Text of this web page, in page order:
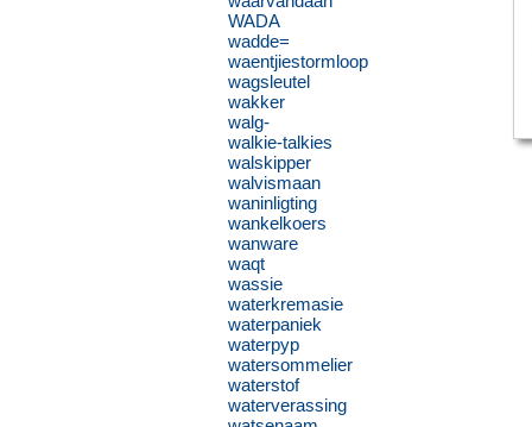
WADA
wadde=
waentjiestormloop
wagsleutel
wakker
walg-
walkie-talkies
walskipper
walvismaan
waninligting
wankelkoers
wanware
waqt
wassie
waterkremasie
waterpaniek
waterpyp
watersommelier
waterstof
waterverassing